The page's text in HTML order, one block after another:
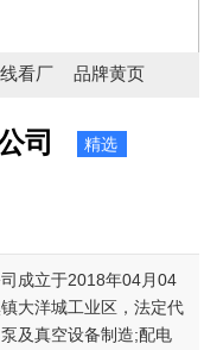
看厂 品牌黄页
司 精选
成立于2018年04月04
大洋城工业区，法定代
及真空设备制造;配电